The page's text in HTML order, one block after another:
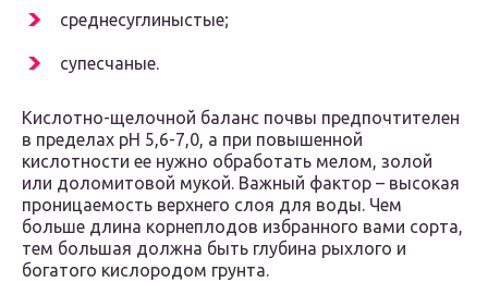
среднесуглиныстые;
супесчаные.
Кислотно-щелочной баланс почвы предпочтителен
в пределах pH 5,6-7,0, а при повышенной
кислотности ее нужно обработать мелом, золой
или доломитовой мукой. Важный фактор – высокая
проницаемость верхнего слоя для воды. Чем
больше длина корнеплодов избранного вами сорта,
тем большая должна быть глубина рыхлого и
богатого кислородом грунта.